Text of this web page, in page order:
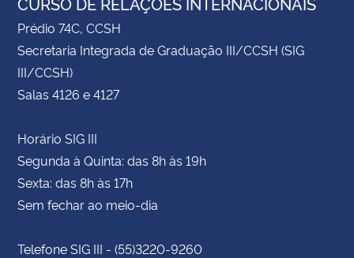
Prédio 74C, CCSH
Secretaria Integrada de Graduação III/CCSH (SIG
III/CCSH)
Salas 4126 e 4127
Horário SIG III
Segunda à Quinta: das 8h às 19h
Sexta: das 8h às 17h
Sem fechar ao meio-dia
Telefone SIG III - (55)3220-9260